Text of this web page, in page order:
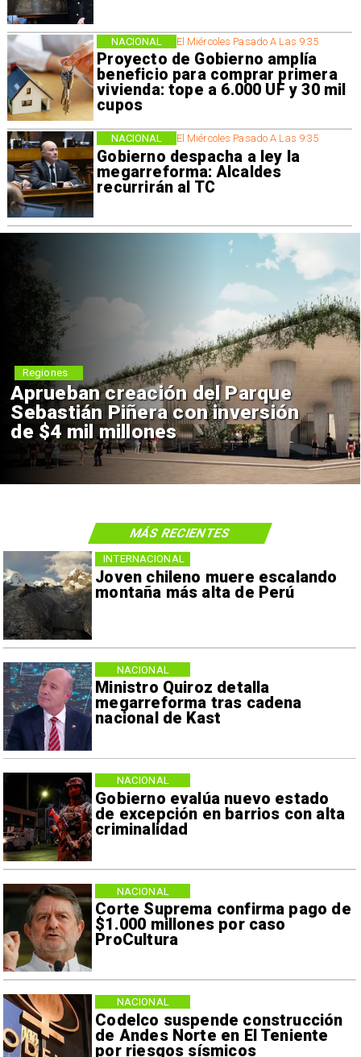
El Miércoles Pasado A Las 9:35
Proyecto de Gobierno amplía
beneficio para comprar primera
vivienda: tope a 6.000 UF y 30 mil
cupos
NACIONAL
El Miércoles Pasado A Las 9:35
Gobierno despacha a ley la
megarreforma: Alcaldes
recurrirán al TC
NACIONAL
Aprueban creación del Parque
Sebastián Piñera con inversión
de $4 mil millones
Regiones
Joven chileno muere escalando
montaña más alta de Perú
INTERNACIONAL
Ministro Quiroz detalla
megarreforma tras cadena
nacional de Kast
NACIONAL
Gobierno evalúa nuevo estado
de excepción en barrios con alta
criminalidad
NACIONAL
Corte Suprema confirma pago de
$1.000 millones por caso
ProCultura
NACIONAL
Codelco suspende construcción
de Andes Norte en El Teniente
por riesgos sísmicos
NACIONAL
MÁS RECIENTES